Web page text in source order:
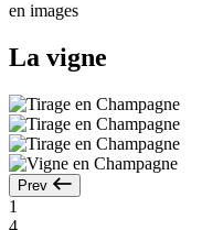
en images
La vigne
Prev
1
4